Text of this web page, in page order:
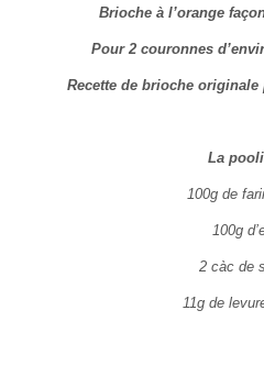
Brioche à l’orange
Pour 2 couronnes
Recette de brioche
La
100g de
100g
2 càc de
11g de